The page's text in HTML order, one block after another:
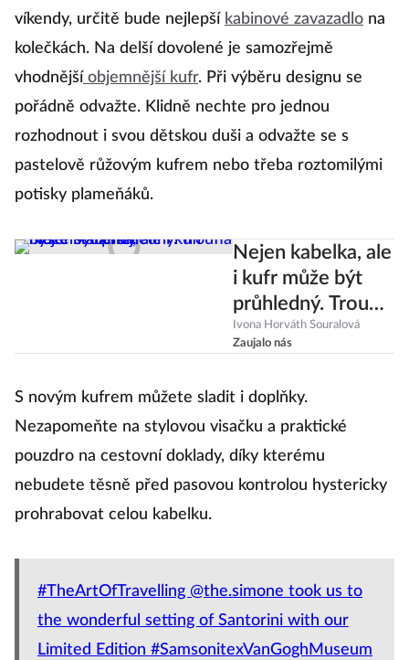
víkendy, určitě bude nejlepší kabinové zavazadlo na
kolečkách. Na delší dovolené je samozřejmě
vhodnější objemnější kufr. Při výběru designu se
pořádně odvažte. Klidně nechte pro jednou
rozhodnout i svou dětskou duši a odvažte se s
pastelově růžovým kufrem nebo třeba roztomilými
potisky plameňáků.
Nejen kabelka, ale
i kufr může být
průhledný. Troufla
byste si na něj?
Ivona Horváth Souralová
Zaujalo nás
S novým kufrem můžete sladit i doplňky.
Nezapomeňte na stylovou visačku a praktické
pouzdro na cestovní doklady, díky kterému
nebudete těsně před pasovou kontrolou hystericky
prohrabovat celou kabelku.
#TheArtOfTravelling @the.simone took us to
the wonderful setting of Santorini with our
Limited Edition #SamsonitexVanGoghMuseum